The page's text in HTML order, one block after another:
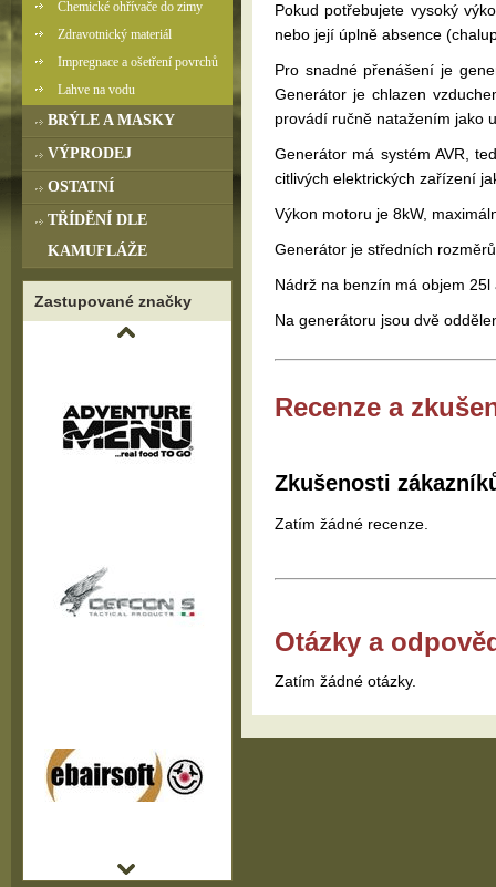
Pokud potřebujete vysoký
nebo její úplně absence
Pro snadné přenášení je
Generátor je chlazen
provádí ručně natažením jako
Generátor má systém AVR,
citlivých elektrických zařízení
Výkon motoru je 8kW,
Generátor je středních
Nádrž na benzín má objem
Na generátoru jsou dvě
Recenze a
Zkušenosti
Zatím žádné recenze.
Otázky a
Zatím žádné otázky.
Chemické ohřívače do zimy
Zdravotnický materiál
Impregnace a ošetření povrchů
Lahve na vodu
BRÝLE A MASKY
VÝPRODEJ
OSTATNÍ
TŘÍDĚNÍ DLE
KAMUFLÁŽE
Zastupované značky